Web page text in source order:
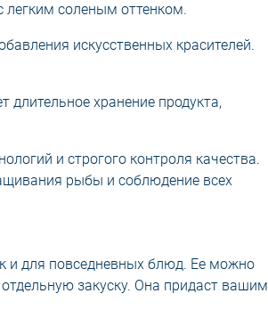
легким соленым оттенком.
искусственных красителей.
длительное хранение продукта,
и строгого контроля качества.
рыбы и соблюдение всех
и для повседневных блюд. Ее можно
закуску. Она придаст вашим